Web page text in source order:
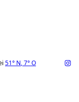
51° N,7°O